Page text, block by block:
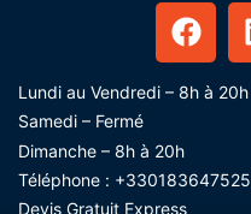
Lundi au Vendredi – 8h à 20h
Samedi – Fermé
Dimanche – 8h à 20h
Téléphone : +330183647525
Devis Gratuit Express​